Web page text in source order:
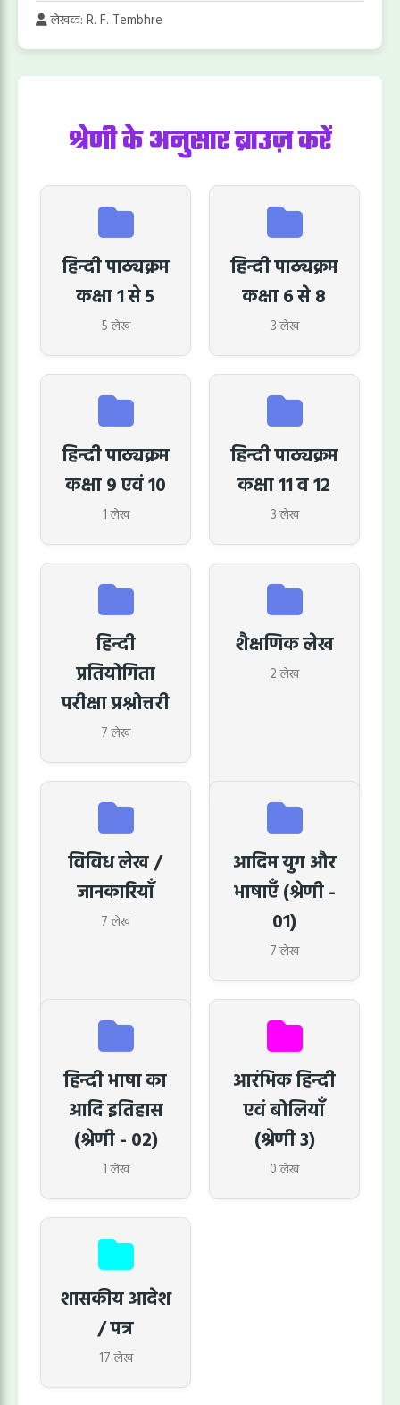
लेखक: R. F. Tembhre
श्रेणी के अनुसार ब्राउज़ करें
हिन्दी पाठ्यक्रम
कक्षा 1 से 5
5 लेख
हिन्दी पाठ्यक्रम
कक्षा 6 से 8
3 लेख
हिन्दी पाठ्यक्रम
कक्षा 9 एवं 10
1 लेख
हिन्दी पाठ्यक्रम
कक्षा 11 व 12
3 लेख
हिन्दी
प्रतियोगिता
परीक्षा प्रश्नोत्तरी
7 लेख
शैक्षणिक लेख
2 लेख
विविध लेख /
जानकारियाॅं
7 लेख
आदिम युग और
भाषाएँ (श्रेणी -
01)
7 लेख
हिन्दी भाषा का
आदि इतिहास
(श्रेणी - 02)
1 लेख
आरंभिक हिन्दी
एवं बोलियाँ
(श्रेणी 3)
0 लेख
शासकीय आदेश
/ पत्र
17 लेख